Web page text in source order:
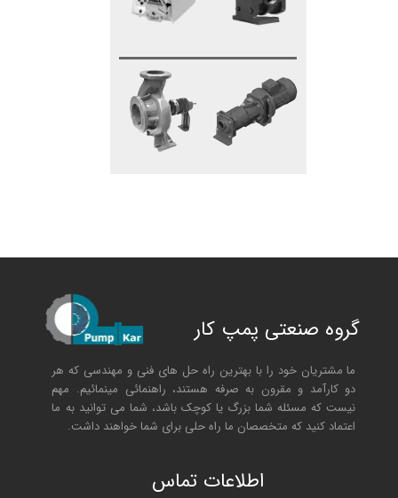
گروه صنعتی پمپ کار
ما مشتریان خود را با بهترین راه حل های فنی و مهندسی که هر
دو کارآمد و مقرون به صرفه هستند، راهنمائی مینمائیم. مهم
نیست که مسئله شما بزرگ یا کوچک باشد، شما می توانید به ما
اعتماد کنید که متخصصان ما راه حلی برای شما خواهند داشت.
اطلاعات تماس